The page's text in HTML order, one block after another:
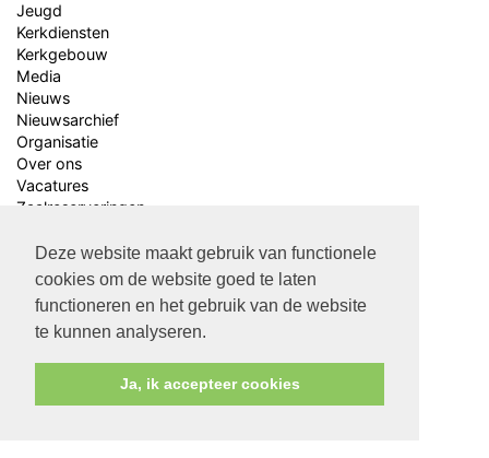
Deze website maakt gebruik van functionele
cookies om de website goed te laten
functioneren en het gebruik van de website
te kunnen analyseren.
Ja, ik accepteer cookies
Jeugd
Kerkdiensten
Kerkgebouw
Media
Nieuws
Nieuwsarchief
Organisatie
Over ons
Vacatures
Zaalreserveringen